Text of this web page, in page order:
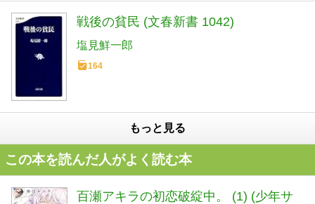
戦後の貧民 (文春新書 1042)
塩見鮮一郎
164
もっと見る
この本を読んだ人がよく読む本
百瀬アキラの初恋破綻中。 (1) (少年サ